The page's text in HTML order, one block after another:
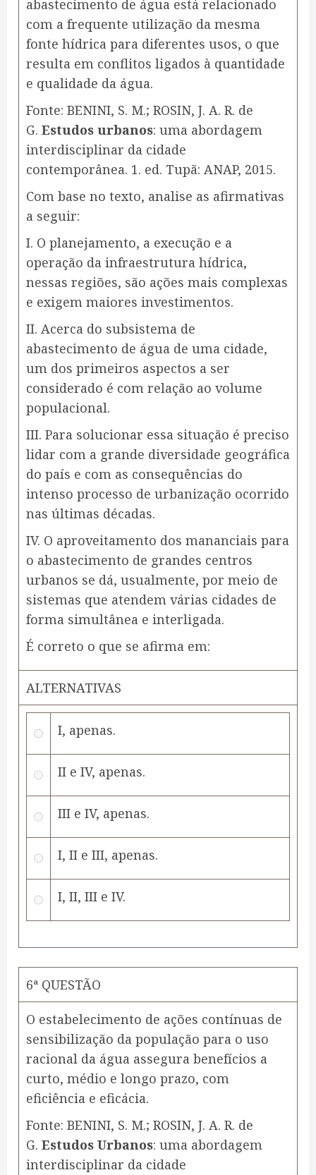
abastecimento de água está relacionado
com a frequente utilização da mesma
fonte hídrica para diferentes usos, o que
resulta em conflitos ligados à quantidade
e qualidade da água.
Fonte: BENINI, S. M.; ROSIN, J. A. R. de
G. Estudos urbanos: uma abordagem
interdisciplinar da cidade
contemporânea. 1. ed. Tupã: ANAP, 2015.
Com base no texto, analise as afirmativas
a seguir:
I. O planejamento, a execução e a
operação da infraestrutura hídrica,
nessas regiões, são ações mais complexas
e exigem maiores investimentos.
II. Acerca do subsistema de
abastecimento de água de uma cidade,
um dos primeiros aspectos a ser
considerado é com relação ao volume
populacional.
III. Para solucionar essa situação é preciso
lidar com a grande diversidade geográfica
do país e com as consequências do
intenso processo de urbanização ocorrido
nas últimas décadas.
IV. O aproveitamento dos mananciais para
o abastecimento de grandes centros
urbanos se dá, usualmente, por meio de
sistemas que atendem várias cidades de
forma simultânea e interligada.
É correto o que se afirma em:
ALTERNATIVAS
I, apenas.
II e IV, apenas.
III e IV, apenas.
I, II e III, apenas.
I, II, III e IV.
6ª QUESTÃO
O estabelecimento de ações contínuas de
sensibilização da população para o uso
racional da água assegura benefícios a
curto, médio e longo prazo, com
eficiência e eficácia.
Fonte: BENINI, S. M.; ROSIN, J. A. R. de
G. Estudos Urbanos: uma abordagem
interdisciplinar da cidade